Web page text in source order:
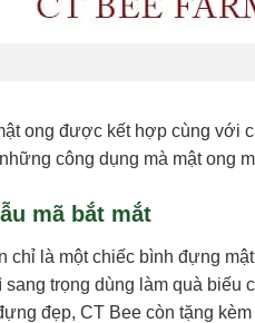
ong được kết hợp cùng với
công dụng mà mật ong
mã bắt mắt
chỉ là một chiếc bình đựng
sang trọng dùng làm quà
đẹp, CT Bee còn tặng